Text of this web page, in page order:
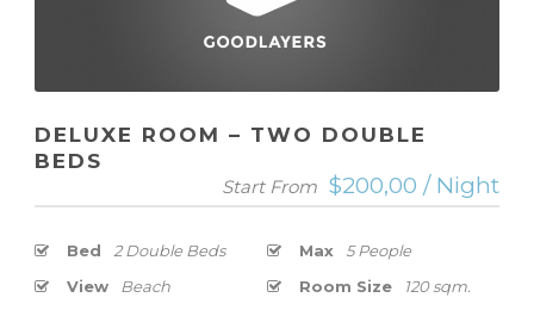
DELUXE ROOM – TWO DOUBLE
BEDS
Start From $200,00 / Night
Bed 2 Double Beds Max
5 People
View
Beach Room Size
120 sqm.